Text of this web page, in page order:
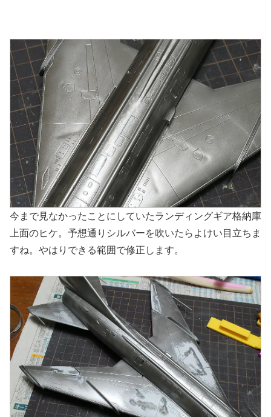
今まで見なかったことにしていたランディングギア格納庫
上面のヒケ。予想通りシルバーを吹いたらよけい目立ちま
すね。やはりできる範囲で修正します。